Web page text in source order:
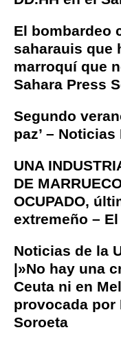
El bombardeo
saharauis que
marroquí que
Sahara Press
Segundo
paz’ – Noticias
UNA
DE
OCUPADO,
extremeño –
Noticias de la
|»No hay una
Ceuta ni en
provocada por
Soroeta